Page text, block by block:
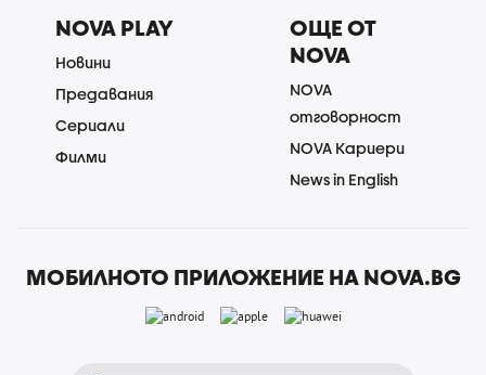
NOVA PLAY
Новини
Предавания
Сериали
Филми
ОЩЕ ОТ
NOVA
NOVA
отговорност
NOVA Кариери
News in English
МОБИЛНОТО ПРИЛОЖЕНИЕ НА NOVA.BG